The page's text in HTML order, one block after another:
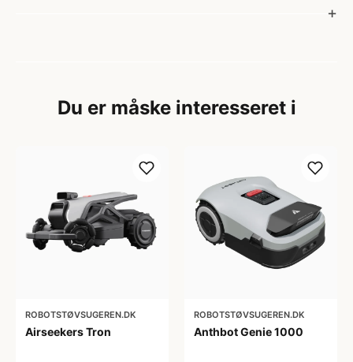
Du er måske interesseret i
ROBOTSTØVSUGEREN.DK
Airseekers Tron
ROBOTSTØVSUGEREN.DK
Anthbot Genie 1000